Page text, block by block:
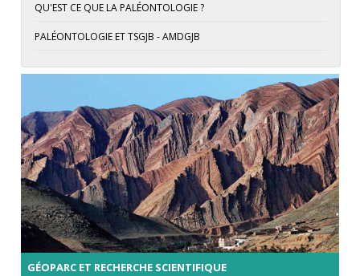
QU'EST CE QUE LA PALÉONTOLOGIE ?
PALÉONTOLOGIE ET TSGJB - AMDGJB
GÉOPARC ET RECHERCHE SCIENTIFIQUE